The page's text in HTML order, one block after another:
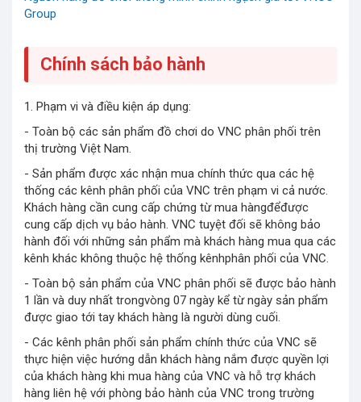
Group
Chính sách bảo hành
1. Phạm vi và điều kiện áp dụng:
- Toàn bộ các sản phẩm đồ chơi do VNC phân phối trên
thị trường Việt Nam.
- Sản phẩm được xác nhận mua chính thức qua các hệ
thống các kênh phân phối của VNC trên phạm vi cả nước.
Khách hàng cần cung cấp chứng từ mua hàngđểđược
cung cấp dịch vụ bảo hành. VNC tuyệt đối sẽ không bảo
hành đối với những sản phẩm mà khách hàng mua qua các
kênh khác không thuộc hệ thống kênhphân phối của VNC.
- Toàn bộ sản phẩm của VNC phân phối sẽ được bảo hành
1 lần và duy nhất trongvòng 07 ngày kể từ ngày sản phẩm
được giao tới tay khách hàng là người dùng cuối.
- Các kênh phân phối sản phẩm chính thức của VNC sẽ
thực hiện việc hướng dẫn khách hàng nắm được quyền lợi
của khách hàng khi mua hàng của VNC và hỗ trợ khách
hàng liên hệ với phòng bảo hành của VNC trong trường